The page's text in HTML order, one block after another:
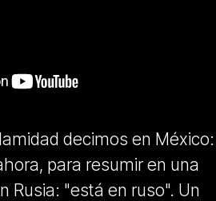
decimos en México:
para resumir en una
Rusia: "está en ruso". Un